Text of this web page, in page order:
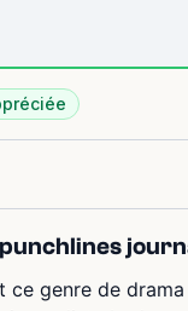
ce genre de